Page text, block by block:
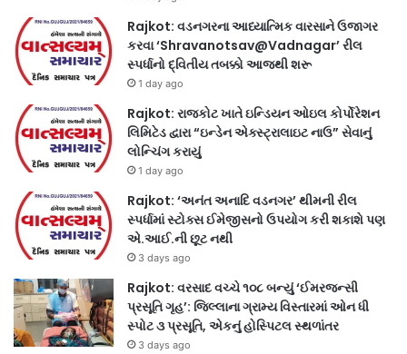
Rajkot: વડનગરના આધ્યાત્મિક વારસાને ઉજાગર
કરવા ‘Shravanotsav@Vadnagar’ રીલ
સ્પર્ધાનો દ્વિતીય તબક્કો આજથી શરૂ
1 day ago
Rajkot: રાજકોટ ખાતે ઇન્ડિયન ઓઇલ કોર્પોરેશન
લિમિટેડ દ્વારા “ઇન્ડેન એક્સ્ટ્રાલાઇટ નાઉ” સેવાનું
લોન્ચિંગ કરાયું
1 day ago
Rajkot: ‘અનંત અનાદિ વડનગર’ થીમની રીલ
સ્પર્ધામાં સ્ટોક્સ ઈમેજીસનો ઉપયોગ કરી શકાશે પણ
એ.આઈ.ની છૂટ નથી
3 days ago
Rajkot: વરસાદ વચ્ચે ૧૦૮ બન્યું ‘ઈમરજન્સી
પ્રસૂતિ ગૃહ’: જિલ્લાના ગ્રામ્ય વિસ્તારમાં ઓન ધી
સ્પોટ ૩ પ્રસૂતિ, એકનું હોસ્પિટલ સ્થળાંતર
3 days ago